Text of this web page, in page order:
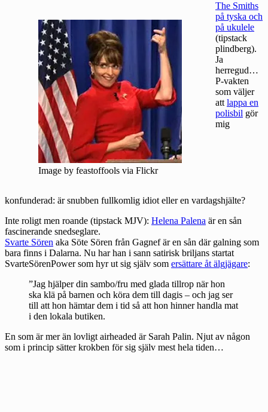
Image by feastoffools via Flickr
The Smiths
på tyska och
på ukulele
(tipstack
plindberg).
Ja
herregud…
P-vakten
som väljer
attlappa en
polisbil gör
mig
konfunderad: är snubben fullkomlig idiot eller en vardagshjälte?
Inte roligt men roande (tipstack MJV): Helena Palena är en sån
fascinerande snedseglare.
Svarte Sören aka Söte Sören från Gagnef är en sån där galning som
bara finns i Dalarna. Nu har han i sann satirisk briljans startat
SvarteSörenPower som hyr ut sig själv som ersättare åt älgjägare:
”Jag hjälper din sambo/fru med glada tillrop när hon
ska klä på barnen och köra dem till dagis – och jag ser
till att hon hämtar dem i tid så att hon hinner handla mat
i den lokala butiken.
En som är mer än lovligt airheaded är Sarah Palin. Njut av någon
som i princip sätter krokben för sig själv mest hela tiden…